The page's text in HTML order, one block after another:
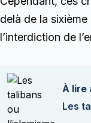
delà de la
l’interdiction de
À lire
Les